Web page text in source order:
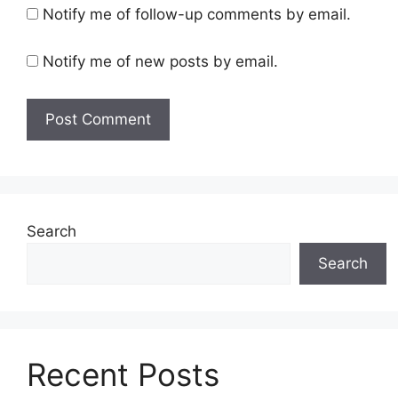
Notify me of follow-up comments by email.
Notify me of new posts by email.
Search
Search
Recent Posts